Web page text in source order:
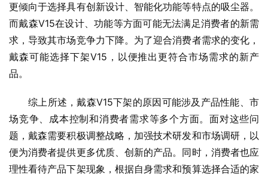
更倾向于选择具有创新设计、智能化功能等特点的吸尘器。
而戴森V15在设计、功能等方面可能无法满足消费者的新需
求，导致其市场竞争力下降。为了迎合消费者需求的变化，
戴森可能选择下架V15，以便推出更符合市场需求的新产
品。
综上所述，戴森V15下架的原因可能涉及产品性能、市
场竞争、成本控制和消费者需求等多个方面。面对这些问
题，戴森需要积极调整战略，加强技术研发和市场调研，以
便为消费者提供更多优质、创新的产品。同时，消费者也应
理性看待产品下架现象，根据自身需求和预算选择合适的家